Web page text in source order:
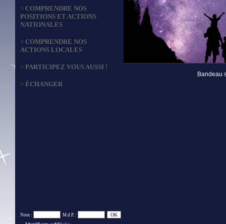
> COMPRENDRE NOS
POSITIONS ET ACTIONS
NATIONALES
> COMPRENDRE NOS
ACTIONS LOCALES
> PARTICIPEZ VOUS AUSSI !
> ÉCHANGER
Bandeau
Nom :
M.d.P. :